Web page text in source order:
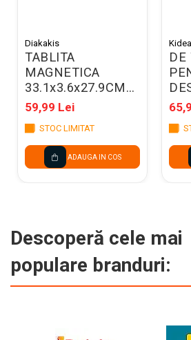
Diakakis
TABLITA
MAGNETICA
33.1x3.6x27.9CM
PENTRU SCRIS SI
DESENAT LUNA
623144
59,99 Lei
STOC LIMITAT
ADAUGA IN COS
Kidea
DE
Descoperă cele mai
populare branduri: